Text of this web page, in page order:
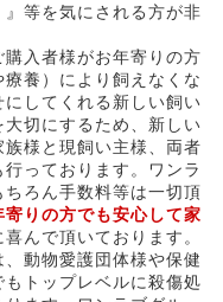
等を気にされる方が非
入者様がお年寄りの方
養）により飼えなくな
してくれる新しい飼い
切にするため、新しい
様と現飼い主様、両者
っております。ワンラ
ろん手数料等は一切頂
寄りの方でも安心して家
んで頂いております。
動物愛護団体様や保健
トップレベルに殺傷処